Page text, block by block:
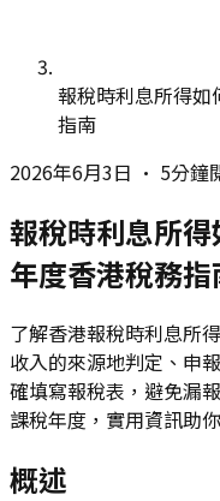
報稅時利息所得
指南
2026年6月3日 • 5分鐘
報稅時利息所
年度香港稅務指
了解香港報稅時利息所
收入的來源地判定、申
確填寫報稅表，避免漏
課稅年度，實用資訊助
概述